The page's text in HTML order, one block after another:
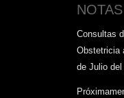
Consultas
Obstetricia
de Julio